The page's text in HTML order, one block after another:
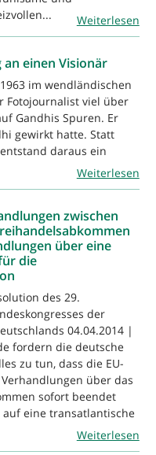
Weiterlesen
einen Visionär
im wendländischen
Fotojournalist viel über
Gandhis Spuren. Er
gewirkt hatte. Statt
daraus ein
Weiterlesen
zwischen
über eine
die
des 29.
der
04.04.2014 |
fordern die deutsche
zu tun, dass die EU-
über das
sofort beendet
eine transatlantische
Weiterlesen